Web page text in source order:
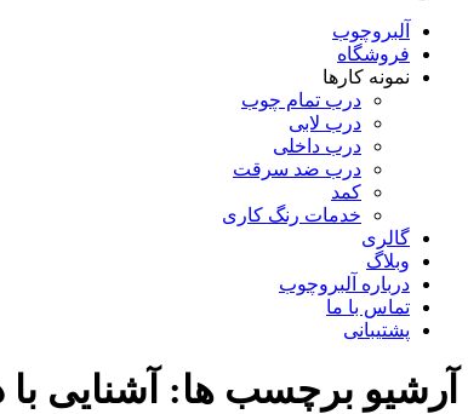
آلبروچوب
فروشگاه
نمونه کارها
درب تمام چوب
درب لابی
درب داخلی
درب ضد سرقت
کمد
خدمات رنگ کاری
گالری
وبلاگ
درباره آلبروچوب
تماس با ما
پشتیبانی
آرشیو برچسب ها: آشنایی